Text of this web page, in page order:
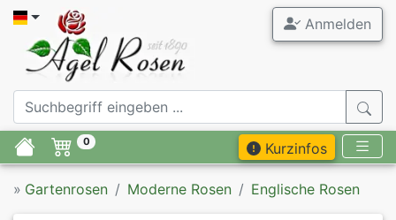
Anmelden
0 Kurzinfos
» Gartenrosen Moderne Rosen Englische Rosen